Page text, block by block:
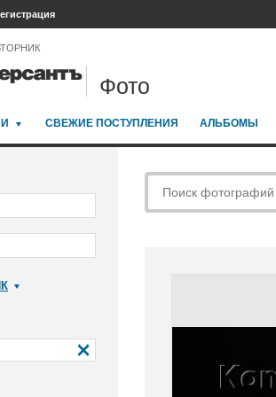
Фото
СВЕЖИЕ ПОСТУПЛЕНИЯ АЛЬБОМЫ